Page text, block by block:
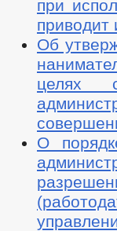
при
приводит
Об
целях
О